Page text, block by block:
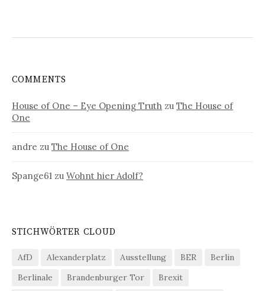
COMMENTS
House of One – Eye Opening Truth zu The House of
One
andre zu The House of One
Spange61 zu Wohnt hier Adolf?
STICHWÖRTER CLOUD
AfD Alexanderplatz Ausstellung BER
Berlin
Berlinale
Brandenburger Tor
Brexit